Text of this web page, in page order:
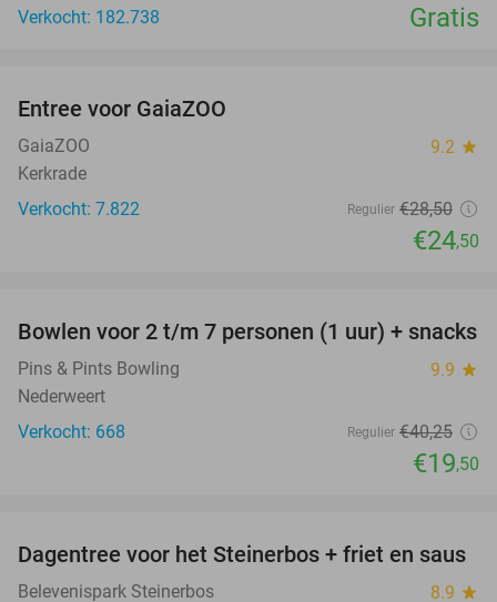
Verkocht: 182.738
Gratis
Entree voor GaiaZOO
GaiaZOO 9.2 star
Kerkrade
Verkocht: 7.822
Regulier €28,50
€24,50
52%
Bowlen voor 2 t/m 7 personen (1 uur) + snacks
Pins & Pints Bowling 9.9 star
Nederweert
Verkocht: 668
Regulier €40,25
€19,50
37%
Dagentree voor het Steinerbos + friet en saus
Belevenispark Steinerbos 8.9 star